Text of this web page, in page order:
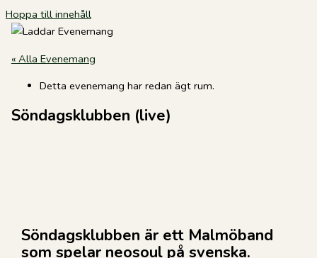
Hoppa till innehåll
« Alla Evenemang
Detta evenemang har redan ägt rum.
Söndagsklubben (live)
Söndagsklubben är ett Malmöband
som spelar neosoul på svenska.